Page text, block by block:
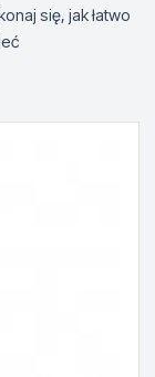
się, jak łatwo